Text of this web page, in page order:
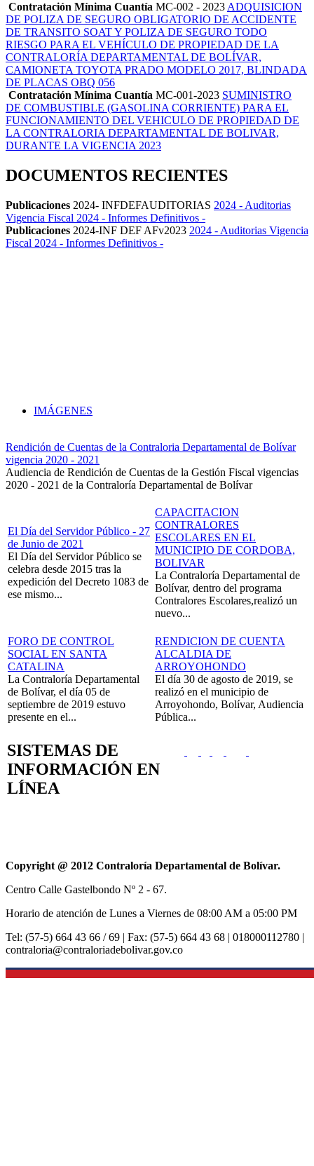
Contratación Mínima Cuantía MC-002 - 2023ADQUISICION
DE POLIZA DE SEGURO OBLIGATORIO DE ACCIDENTE
DE TRANSITO SOAT Y POLIZA DE SEGURO TODO
RIESGO PARA EL VEHÍCULO DE PROPIEDAD DE LA
CONTRALORÍA DEPARTAMENTAL DE BOLÍVAR,
CAMIONETA TOYOTA PRADO MODELO 2017, BLINDADA
DE PLACAS OBQ 056
Contratación Mínima Cuantía MC-001-2023 SUMINISTRO
DE COMBUSTIBLE (GASOLINA CORRIENTE) PARA EL
FUNCIONAMIENTO DEL VEHICULO DE PROPIEDAD DE
LA CONTRALORIA DEPARTAMENTAL DE BOLIVAR,
DURANTE LA VIGENCIA 2023
DOCUMENTOS RECIENTES
Publicaciones 2024- INFDEFAUDITORIAS 2024 - Auditorias
Vigencia Fiscal 2024 - Informes Definitivos -
Publicaciones 2024-INF DEF AFv2023 2024 - Auditorias Vigencia
Fiscal 2024 - Informes Definitivos -
IMÁGENES
Rendición de Cuentas de la Contraloria Departamental de Bolívar
vigencia 2020 - 2021
Audiencia de Rendición de Cuentas de la Gestión Fiscal vigencias
2020 - 2021 de la Contraloría Departamental de Bolívar
El Día del Servidor Público - 27
de Junio de 2021
El Día del Servidor Público se
celebra desde 2015 tras la
expedición del Decreto 1083 de
ese mismo...
CAPACITACION
CONTRALORES
ESCOLARES EN EL
MUNICIPIO DE CORDOBA,
BOLIVAR
La Contraloría Departamental de
Bolívar, dentro del programa
Contralores Escolares,realizó un
nuevo...
FORO DE CONTROL
SOCIAL EN SANTA
CATALINA
La Contraloría Departamental
de Bolívar, el día 05 de
septiembre de 2019 estuvo
presente en el...
RENDICION DE CUENTA
ALCALDIA DE
ARROYOHONDO
El día 30 de agosto de 2019, se
realizó en el municipio de
Arroyohondo, Bolívar, Audiencia
Pública...
SISTEMAS DE
INFORMACIÓN EN
LÍNEA
Copyright @ 2012 Contraloría Departamental de Bolívar.
Centro Calle Gastelbondo Nº 2 - 67.
Horario de atención de Lunes a Viernes de 08:00 AM a 05:00 PM
Tel: (57-5) 664 43 66 / 69 | Fax: (57-5) 664 43 68 | 018000112780 |
contraloria@contraloriadebolivar.gov.co